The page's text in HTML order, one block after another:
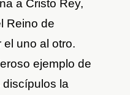
a Cristo Rey,
Reino de
uno al otro.
ejemplo de
la